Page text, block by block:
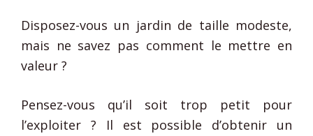
Disposez-vous un jardin de taille modeste,
mais ne savez pas comment le mettre en
valeur ?
Pensez-vous qu’il soit trop petit pour
l’exploiter ? Il est possible d’obtenir un